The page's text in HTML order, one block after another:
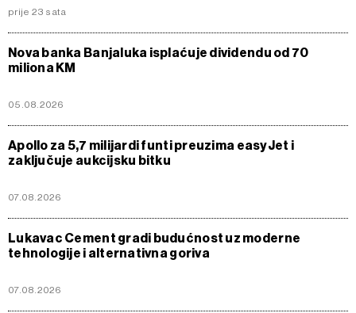
prije 23 sata
Nova banka Banjaluka isplaćuje dividendu od 70
miliona KM
05.08.2026
Apollo za 5,7 milijardi funti preuzima easyJet i
zaključuje aukcijsku bitku
07.08.2026
Lukavac Cement gradi budućnost uz moderne
tehnologije i alternativna goriva
07.08.2026